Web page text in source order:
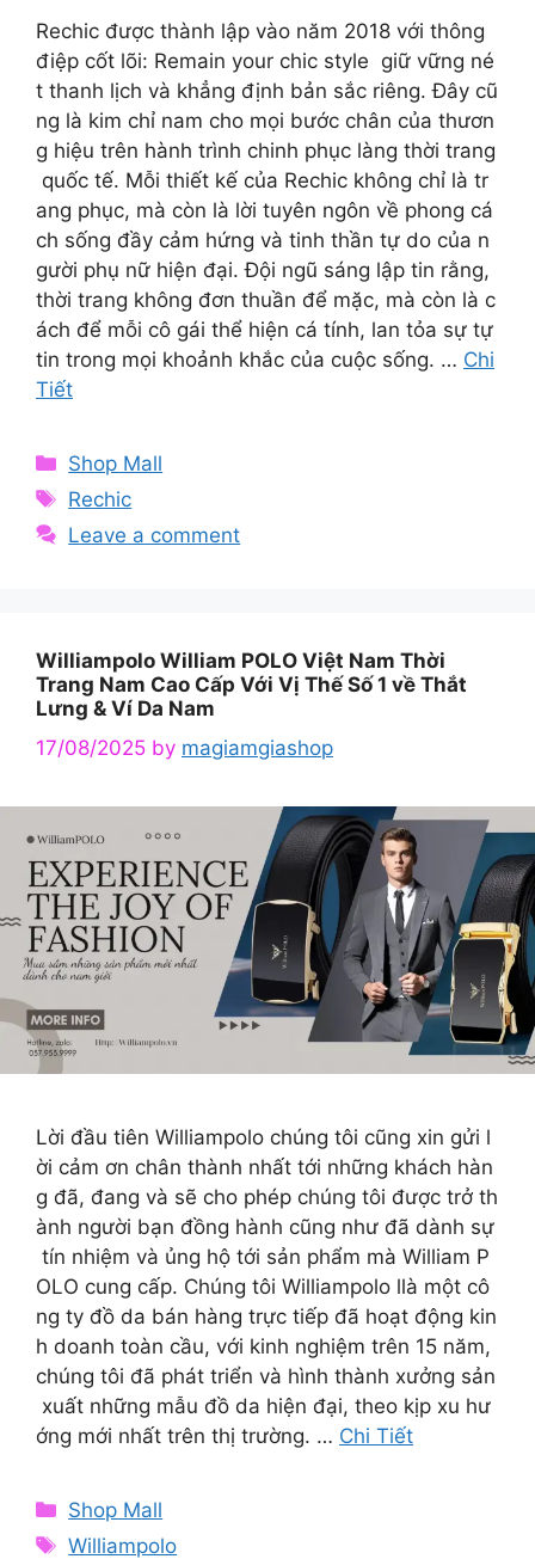
Rechic được thành lập vào năm 2018 với thông
điệp cốt lõi: Remain your chic style giữ vững né
t thanh lịch và khẳng định bản sắc riêng. Đây cũ
ng là kim chỉ nam cho mọi bước chân của thươn
g hiệu trên hành trình chinh phục làng thời trang
quốc tế. Mỗi thiết kế của Rechic không chỉ là tr
ang phục, mà còn là lời tuyên ngôn về phong cá
ch sống đầy cảm hứng và tinh thần tự do của n
gười phụ nữ hiện đại. Đội ngũ sáng lập tin rằng,
thời trang không đơn thuần để mặc, mà còn là c
ách để mỗi cô gái thể hiện cá tính, lan tỏa sự tự
tin trong mọi khoảnh khắc của cuộc sống. … Chi
Tiết
Categories
Shop Mall
Tags
Rechic
Leave a comment
Williampolo William POLO Việt Nam Thời
Trang Nam Cao Cấp Với Vị Thế Số 1 về Thắt
Lưng & Ví Da Nam
17/08/2025 by magiamgiashop
Lời đầu tiên Williampolo chúng tôi cũng xin gửi l
ời cảm ơn chân thành nhất tới những khách hàn
g đã, đang và sẽ cho phép chúng tôi được trở th
ành người bạn đồng hành cũng như đã dành sự
tín nhiệm và ủng hộ tới sản phẩm mà William P
OLO cung cấp. Chúng tôi Williampolo llà một cô
ng ty đồ da bán hàng trực tiếp đã hoạt động kin
h doanh toàn cầu, với kinh nghiệm trên 15 năm,
chúng tôi đã phát triển và hình thành xưởng sản
xuất những mẫu đồ da hiện đại, theo kịp xu hư
ớng mới nhất trên thị trường. … Chi Tiết
Categories
Shop Mall
Tags
Williampolo